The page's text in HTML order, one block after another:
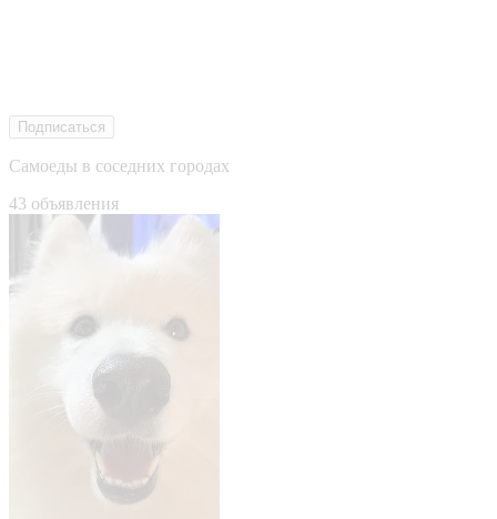
Подписаться
Самоеды в соседних городах
43 объявления